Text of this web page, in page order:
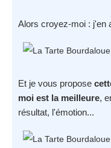
Alors croyez-moi : j'en
Et je vous propose
moi est la meilleure,
résultat, l'émotion...